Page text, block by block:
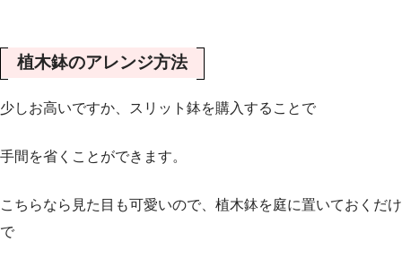
植木鉢のアレンジ方法
少しお高いですか、スリット鉢を購入することで
手間を省くことができます。
こちらなら見た目も可愛いので、植木鉢を庭に置いておくだけ
で